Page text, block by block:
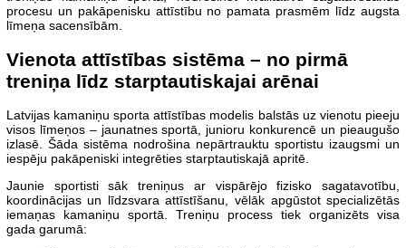
procesu un pakāpenisku attīstību no pamata prasmēm līdz augsta
līmeņa sacensībām.
Vienota attīstības sistēma – no pirmā
treniņa līdz starptautiskajai arēnai
Latvijas kamaniņu sporta attīstības modelis balstās uz vienotu pieeju
visos līmeņos – jaunatnes sportā, junioru konkurencē un pieaugušo
izlasē. Šāda sistēma nodrošina nepārtrauktu sportistu izaugsmi un
iespēju pakāpeniski integrēties starptautiskajā apritē.
Jaunie sportisti sāk treniņus ar vispārējo fizisko sagatavotību,
koordinācijas un līdzsvara attīstīšanu, vēlāk apgūstot specializētās
iemaņas kamaniņu sportā. Treniņu process tiek organizēts visa
gada garumā: